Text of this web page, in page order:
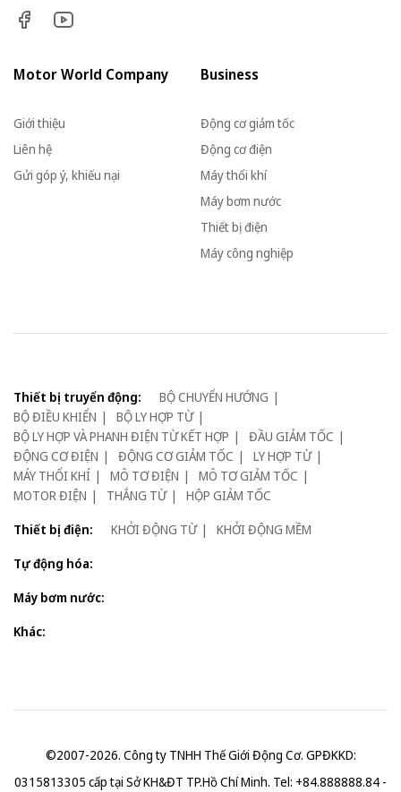
Motor World Company
Giới thiệu
Liên hệ
Gửi góp ý, khiếu nại
Business
Động cơ giảm tốc
Động cơ điện
Máy thổi khí
Máy bơm nước
Thiết bị điện
Máy công nghiệp
Thiết bị truyển động:
BỘ CHUYỂN HƯỚNG
BỘ ĐIỀU KHIỂN
BỘ LY HỢP TỪ
BỘ LY HỢP VÀ PHANH ĐIỆN TỪ KẾT HỢP
ĐẦU GIẢM TỐC
ĐỘNG CƠ ĐIỆN
ĐỘNG CƠ GIẢM TỐC
LY HỢP TỪ
MÁY THỔI KHÍ
MÔ TƠ ĐIỆN
MÔ TƠ GIẢM TỐC
MOTOR ĐIỆN
THẮNG TỪ
HỘP GIẢM TỐC
Thiết bị điện:
KHỞI ĐỘNG TỪ
KHỞI ĐỘNG MỀM
Tự động hóa:
Máy bơm nước:
Khác:
©2007-2026. Công ty TNHH Thế Giới Động Cơ. GPĐKKD:
0315813305 cấp tại Sở KH&ĐT TP.Hồ Chí Minh. Tel: +84.888888.84 -